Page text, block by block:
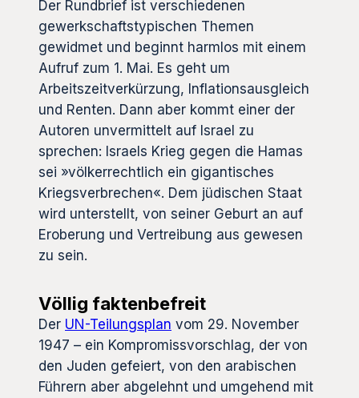
Der Rundbrief ist verschiedenen
gewerkschaftstypischen Themen
gewidmet und beginnt harmlos mit einem
Aufruf zum 1. Mai. Es geht um
Arbeitszeitverkürzung, Inflationsausgleich
und Renten. Dann aber kommt einer der
Autoren unvermittelt auf Israel zu
sprechen: Israels Krieg gegen die Hamas
sei »völkerrechtlich ein gigantisches
Kriegsverbrechen«. Dem jüdischen Staat
wird unterstellt, von seiner Geburt an auf
Eroberung und Vertreibung aus gewesen
zu sein.
Völlig faktenbefreit
Der UN-Teilungsplan vom 29. November
1947 – ein Kompromissvorschlag, der von
den Juden gefeiert, von den arabischen
Führern aber abgelehnt und umgehend mit